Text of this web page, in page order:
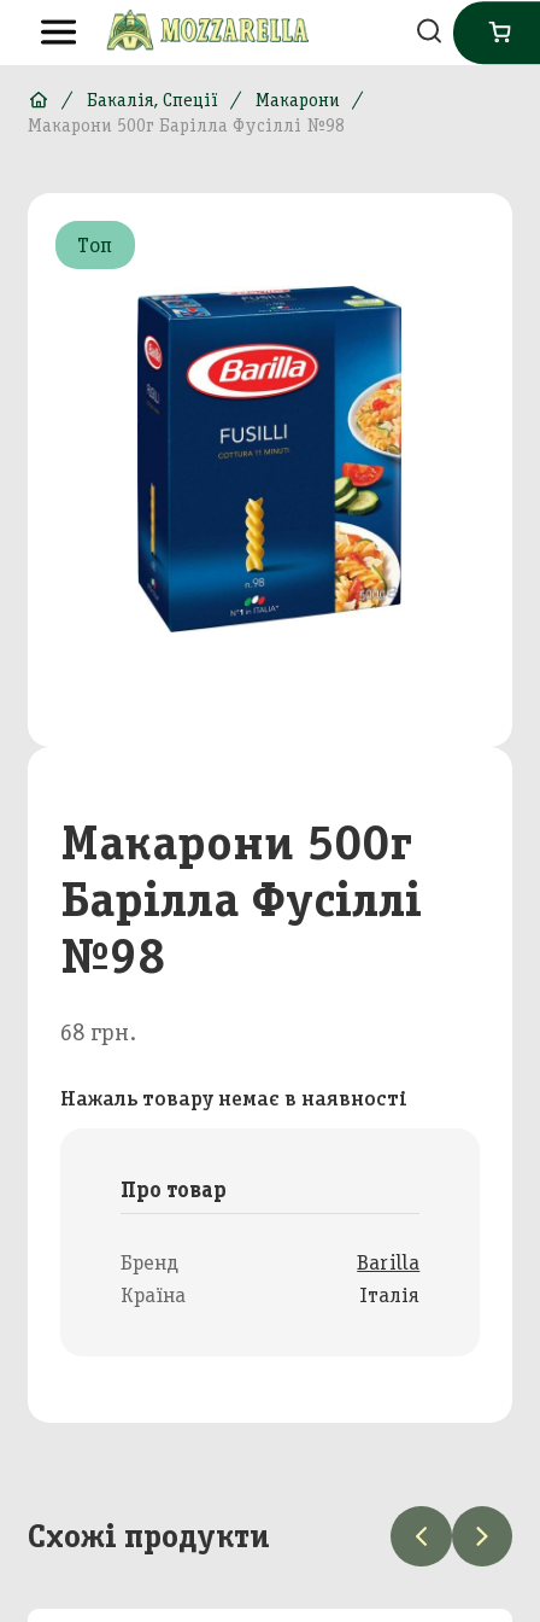
Бакалія, Спеції
Макарони
Макарони 500г Барілла Фусіллі №98
Топ
Макарони 500г
Барілла Фусіллі
№98
68 грн.
Нажаль товару немає в наявності
Про товар
Бренд
Barilla
Країна
Італія
Схожі продукти